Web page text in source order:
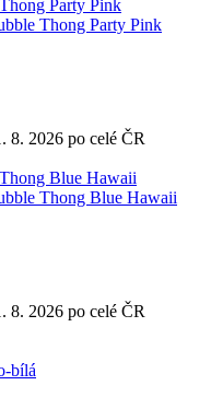
Thong Party Pink
8. 2026 po celé ČR
Thong Blue Hawaii
8. 2026 po celé ČR
bílá